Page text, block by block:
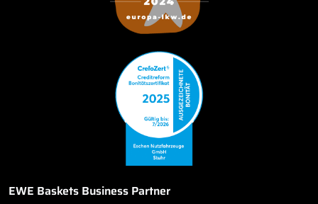
EWE Baskets Business Partner